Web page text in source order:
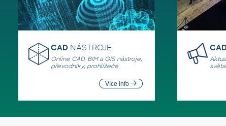
CAD NÁSTROJE
Online CAD, BIM a GIS nástroje,
převodníky, prohlížeče
Více info